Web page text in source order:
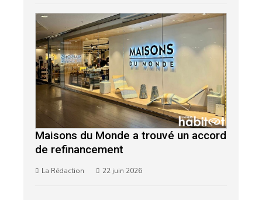
Maisons du Monde a trouvé un accord
de refinancement
La Rédaction 22 juin 2026